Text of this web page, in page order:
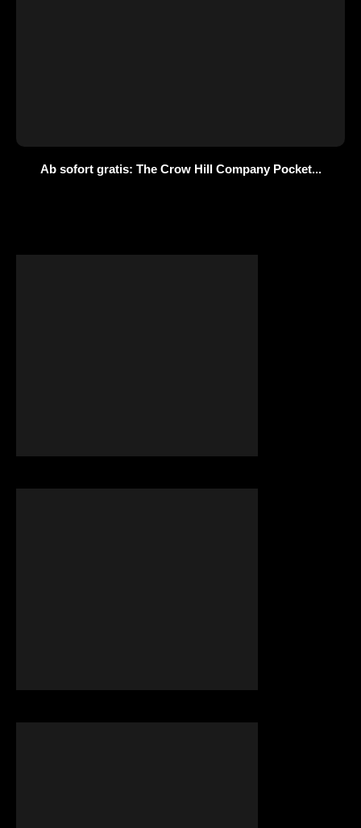
Ab sofort gratis: The Crow Hill Company Pocket...